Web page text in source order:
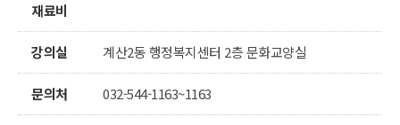
재료비
강의실 계산2동 행정복지센터 2층 문화교양실
문의처 032-544-1163~1163